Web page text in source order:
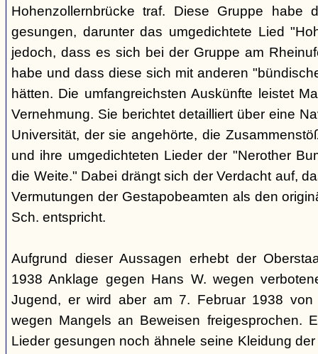
Hohenzollernbrücke traf. Diese Gruppe habe
gesungen, darunter das umgedichtete Lied
jedoch, dass es sich bei der Gruppe am
habe und dass diese sich mit anderen
hätten. Die umfangreichsten Auskünfte leistet
Vernehmung. Sie berichtet detailliert über eine
Universität, der sie angehörte, die
und ihre umgedichteten Lieder der "Nerother
die Weite." Dabei drängt sich der Verdacht auf,
Vermutungen der Gestapobeamten als den
Sch. entspricht.
Aufgrund dieser Aussagen erhebt der
1938 Anklage gegen Hans W. wegen
Jugend, er wird aber am 7. Februar 1938 von
wegen Mangels an Beweisen freigesprochen.
Lieder gesungen noch ähnele seine Kleidung